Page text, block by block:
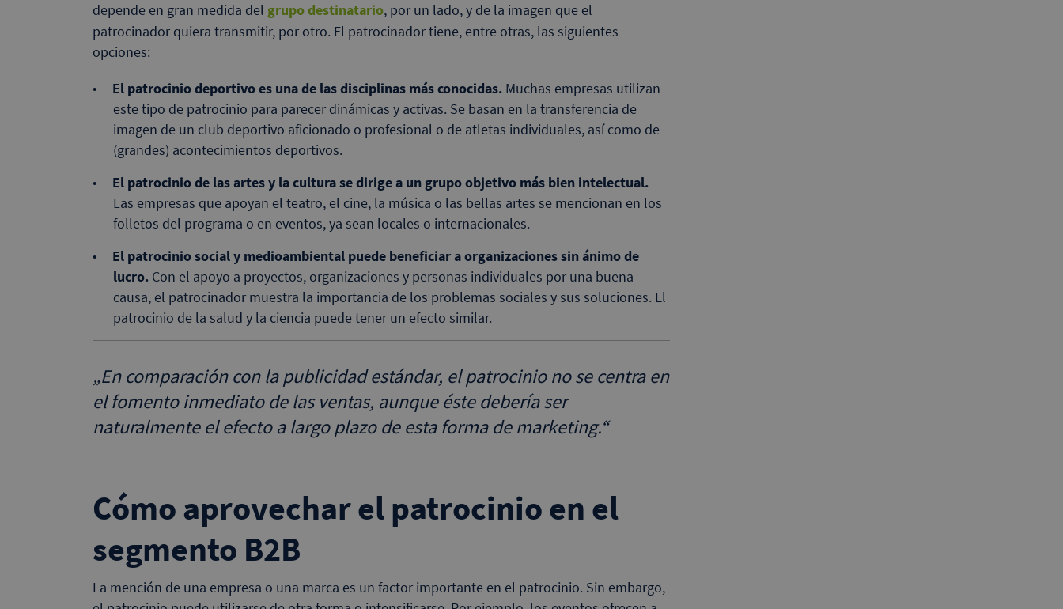
depende en gran medida del grupo destinatario, por un lado, y de la imagen que el
patrocinador quiera transmitir, por otro. El patrocinador tiene, entre otras, las siguientes
opciones:
El patrocinio deportivo es una de las disciplinas más conocidas. Muchas empresas utilizan
este tipo de patrocinio para parecer dinámicas y activas. Se basan en la transferencia de
imagen de un club deportivo aficionado o profesional o de atletas individuales, así como de
(grandes) acontecimientos deportivos.
El patrocinio de las artes y la cultura se dirige a un grupo objetivo más bien intelectual.
Las empresas que apoyan el teatro, el cine, la música o las bellas artes se mencionan en los
folletos del programa o en eventos, ya sean locales o internacionales.
El patrocinio social y medioambiental puede beneficiar a organizaciones sin ánimo de
lucro. Con el apoyo a proyectos, organizaciones y personas individuales por una buena
causa, el patrocinador muestra la importancia de los problemas sociales y sus soluciones. El
patrocinio de la salud y la ciencia puede tener un efecto similar.
„En comparación con la publicidad estándar, el patrocinio no se centra en
el fomento inmediato de las ventas, aunque éste debería ser
naturalmente el efecto a largo plazo de esta forma de marketing.“
Cómo aprovechar el patrocinio en el
segmento B2B
La mención de una empresa o una marca es un factor importante en el patrocinio. Sin embargo,